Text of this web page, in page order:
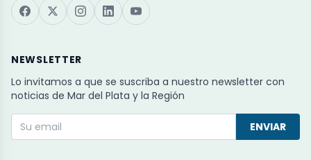
NEWSLETTER
Lo invitamos a que se suscriba a nuestro newsletter con
noticias de Mar del Plata y la Región
ENVIAR